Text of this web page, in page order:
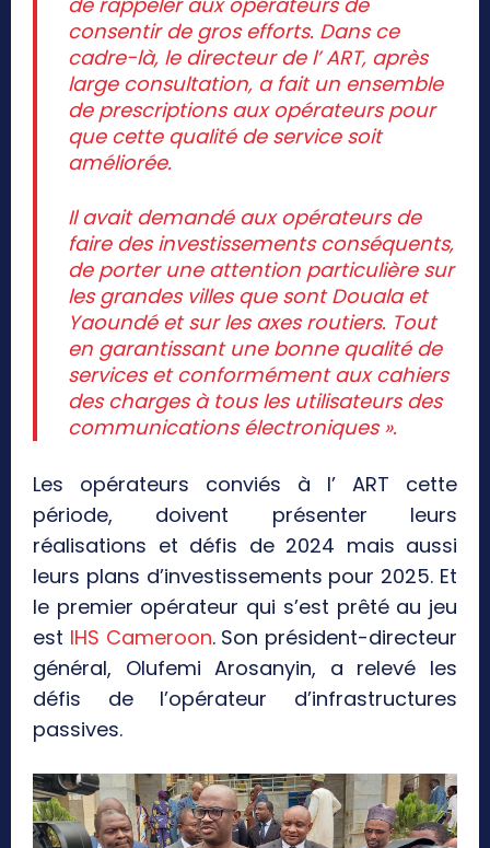
consentir de gros efforts. Dans ce
cadre-là, le directeur de l’ ART, après
large consultation, a fait un ensemble
de prescriptions aux opérateurs pour
que cette qualité de service soit
améliorée.
Il avait demandé aux opérateurs de
faire des investissements conséquents,
de porter une attention particulière sur
les grandes villes que sont Douala et
Yaoundé et sur les axes routiers. Tout
en garantissant une bonne qualité de
services et conformément aux cahiers
des charges à tous les utilisateurs des
communications électroniques ».
Les opérateurs conviés à l’ ART cette
période, doivent présenter leurs
réalisations et défis de 2024 mais aussi
leurs plans d’investissements pour 2025. Et
le premier opérateur qui s’est prêté au jeu
est IHS Cameroon. Son président-directeur
général, Olufemi Arosanyin, a relevé les
défis de l’opérateur d’infrastructures
passives.